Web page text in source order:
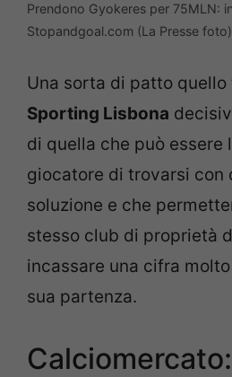
Prendono Gyokeres per 75MLN:
Stopandgoal.com (La Presse foto)
Una sorta di patto quello
Sporting Lisbona
di quella che può essere
giocatore di trovarsi con
soluzione e che
stesso club di proprietà
incassare una cifra
sua partenza.
Calciomercato: